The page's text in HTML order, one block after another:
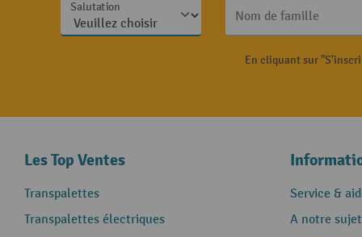
Salutation
Nom de famille
En cliquant sur
Les Top Ventes
Transpalettes
Transpalettes électriques
Service &
A notre sujet